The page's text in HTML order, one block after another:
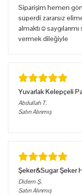
Siparişim hemen
süperdi zararsız
vermek dileğiyle
Yuvarlak Kelepçeli
Abdullah T.
Satın Alınmış
Şeker&Sugar Şeker
Didem Ş.
Satın Alınmış